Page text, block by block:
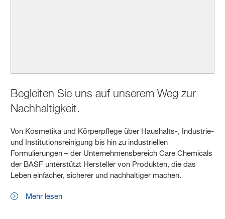
Begleiten Sie uns auf unserem Weg zur
Nachhaltigkeit.
Von Kosmetika und Körperpflege über Haushalts-, Industrie-
und Institutionsreinigung bis hin zu industriellen
Formulierungen – der Unternehmensbereich Care Chemicals
der BASF unterstützt Hersteller von Produkten, die das
Leben einfacher, sicherer und nachhaltiger machen.
Mehr lesen